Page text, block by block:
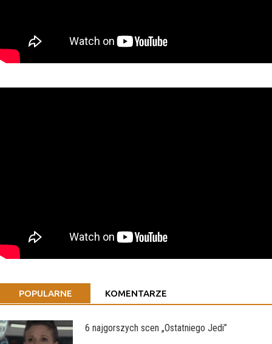
POPULARNE KOMENTARZE
6 najgorszych scen „Ostatniego Jedi”